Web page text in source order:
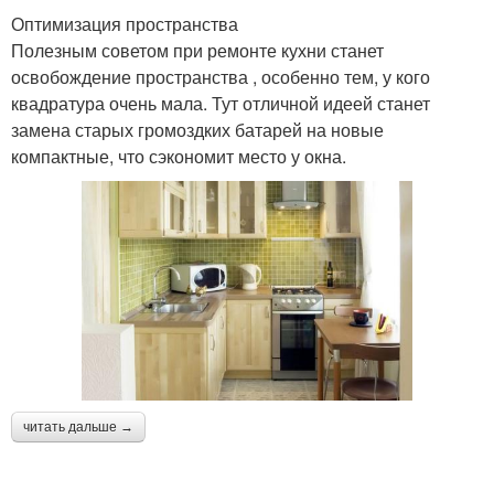
Оптимизация пространства
Полезным советом при ремонте кухни станет
освобождение пространства , особенно тем, у кого
квадратура очень мала. Тут отличной идеей станет
замена старых громоздких батарей на новые
компактные, что сэкономит место у окна.
читать дальше →